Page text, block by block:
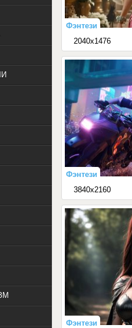
Фэнтези
2040x1476
Фэнтези
3840x2160
Фэнтези